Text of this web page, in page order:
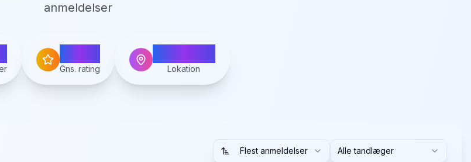
anmeldelser
Gns. rating
Regstrup
Lokation
Flest anmeldelser Alle tandlæger